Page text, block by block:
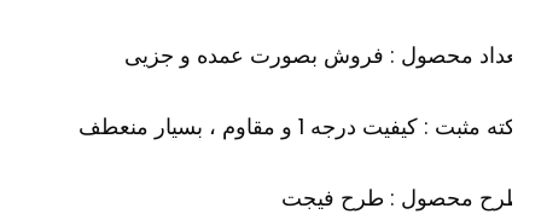
محصول : فروش بصورت عمده و جزیی
مثبت : کیفیت درجه 1 و مقاوم ، بسیار منعطف
محصول : طرح فیجت